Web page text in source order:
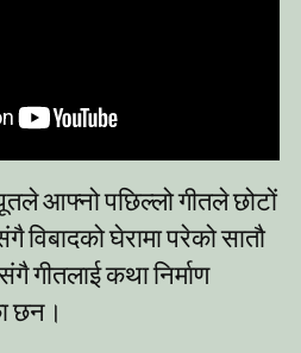
आफ्नो पछिल्लो गीतले छोटों
घेरामा परेको सातौ
गीतलाई कथा निर्माण
छन।